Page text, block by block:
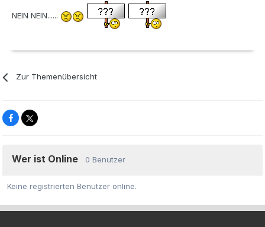
NEIN NEIN......
Zur Themenübersicht
Wer ist Online 0 Benutzer
Keine registrierten Benutzer online.